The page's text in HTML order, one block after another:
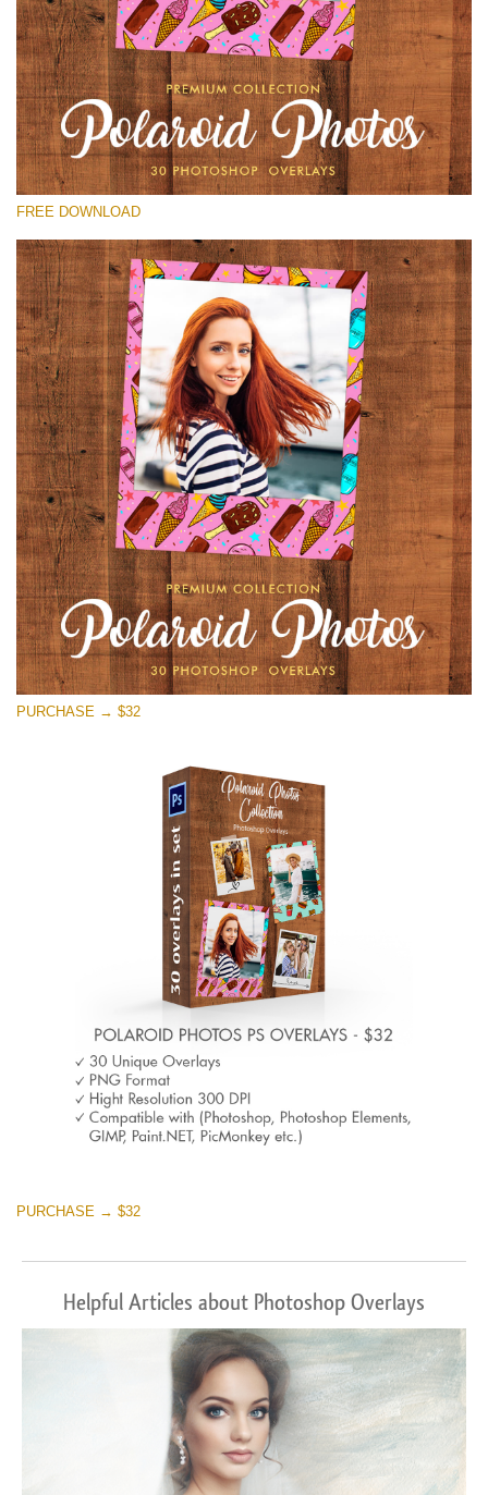
Te rog selecteaza
Free Polaroid Overlay #29
Small 800*1027px
Polaroid Photos
(30 Overlays)
Luxury Wedding
(373 Overlays)
Large 6000*4000px
Entire Collection
(1783 Overlays)
Large 6000*4000px
Descărcare gratuită
FREE DOWNLOAD
PURCHASE → $32
PURCHASE → $32
Helpful Articles about Photoshop Overlays